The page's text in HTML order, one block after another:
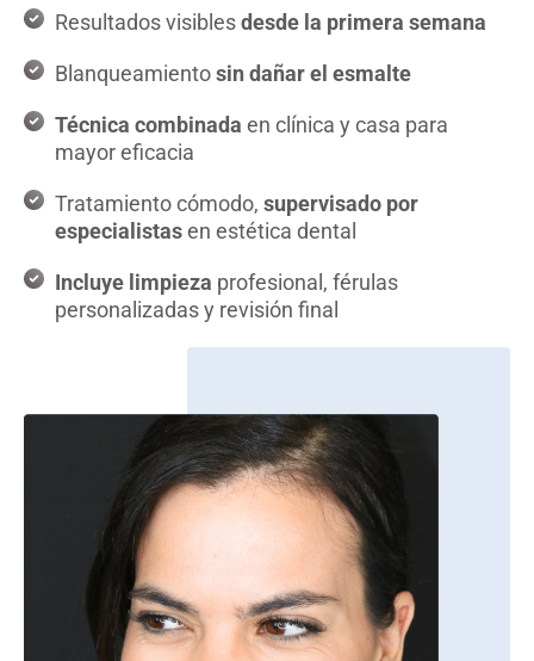
Resultados visiblesdesde la primera semana
Blanqueamientosin dañar el esmalte
Técnica combinada en clínica y casa para
mayor eficacia
Tratamiento cómodo,supervisado por
especialistasen estética dental
Incluye limpieza profesional, férulas
personalizadas y revisión final